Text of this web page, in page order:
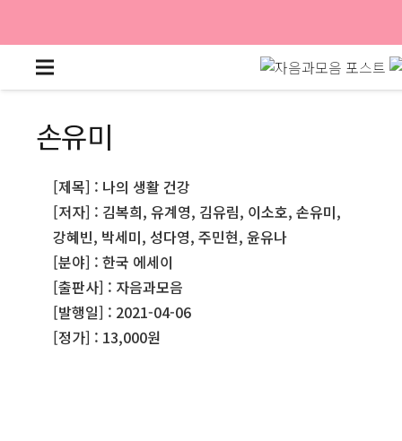
손유미
[제목] : 나의 생활 건강
[저자] : 김복희, 유계영, 김유림, 이소호, 손유미,
강혜빈, 박세미, 성다영, 주민현, 윤유나
[분야] : 한국 에세이
[출판사] : 자음과모음
[발행일] : 2021-04-06
[정가] : 13,000원